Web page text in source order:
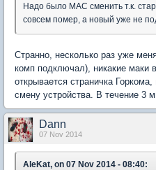
Надо было MAC сменить т.к.
совсем помер, а новый уже не
Странно, несколько раз уже
комп подключал), никакие маки
открывается страничка
смену устройства. В течение 3
Dann
07 Nov 2014
AleKat, on 07 Nov 2014 - 08:40: